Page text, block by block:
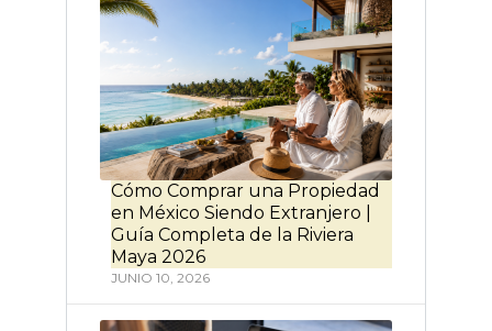
Cómo Comprar una Propiedad
en México Siendo Extranjero |
Guía Completa de la Riviera
Maya 2026
JUNIO 10, 2026